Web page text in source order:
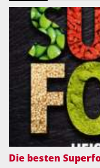
Die besten